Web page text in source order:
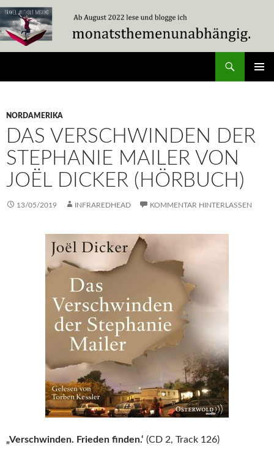
Zum
Inhalt
springen
NORDAMERIKA
DAS VERSCHWINDEN DER
STEPHANIE MAILER VON
JOËL DICKER (HÖRBUCH)
13/05/2019 INFRAREDHEAD KOMMENTAR HINTERLASSEN
„Verschwinden. Frieden finden.‘ (CD 2, Track 126)